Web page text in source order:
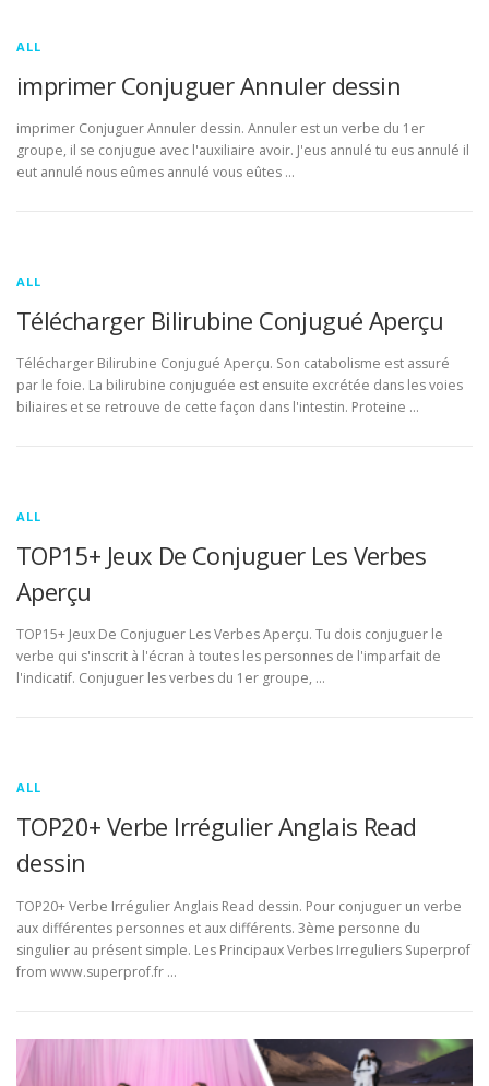
ALL
imprimer Conjuguer Annuler dessin
imprimer Conjuguer Annuler dessin. Annuler est un verbe du 1er
groupe, il se conjugue avec l'auxiliaire avoir. J'eus annulé tu eus annulé il
eut annulé nous eûmes annulé vous eûtes …
ALL
Télécharger Bilirubine Conjugué Aperçu
Télécharger Bilirubine Conjugué Aperçu. Son catabolisme est assuré
par le foie. La bilirubine conjuguée est ensuite excrétée dans les voies
biliaires et se retrouve de cette façon dans l'intestin. Proteine …
ALL
TOP15+ Jeux De Conjuguer Les Verbes
Aperçu
TOP15+ Jeux De Conjuguer Les Verbes Aperçu. Tu dois conjuguer le
verbe qui s'inscrit à l'écran à toutes les personnes de l'imparfait de
l'indicatif. Conjuguer les verbes du 1er groupe, …
ALL
TOP20+ Verbe Irrégulier Anglais Read
dessin
TOP20+ Verbe Irrégulier Anglais Read dessin. Pour conjuguer un verbe
aux différentes personnes et aux différents. 3ème personne du
singulier au présent simple. Les Principaux Verbes Irreguliers Superprof
from www.superprof.fr …